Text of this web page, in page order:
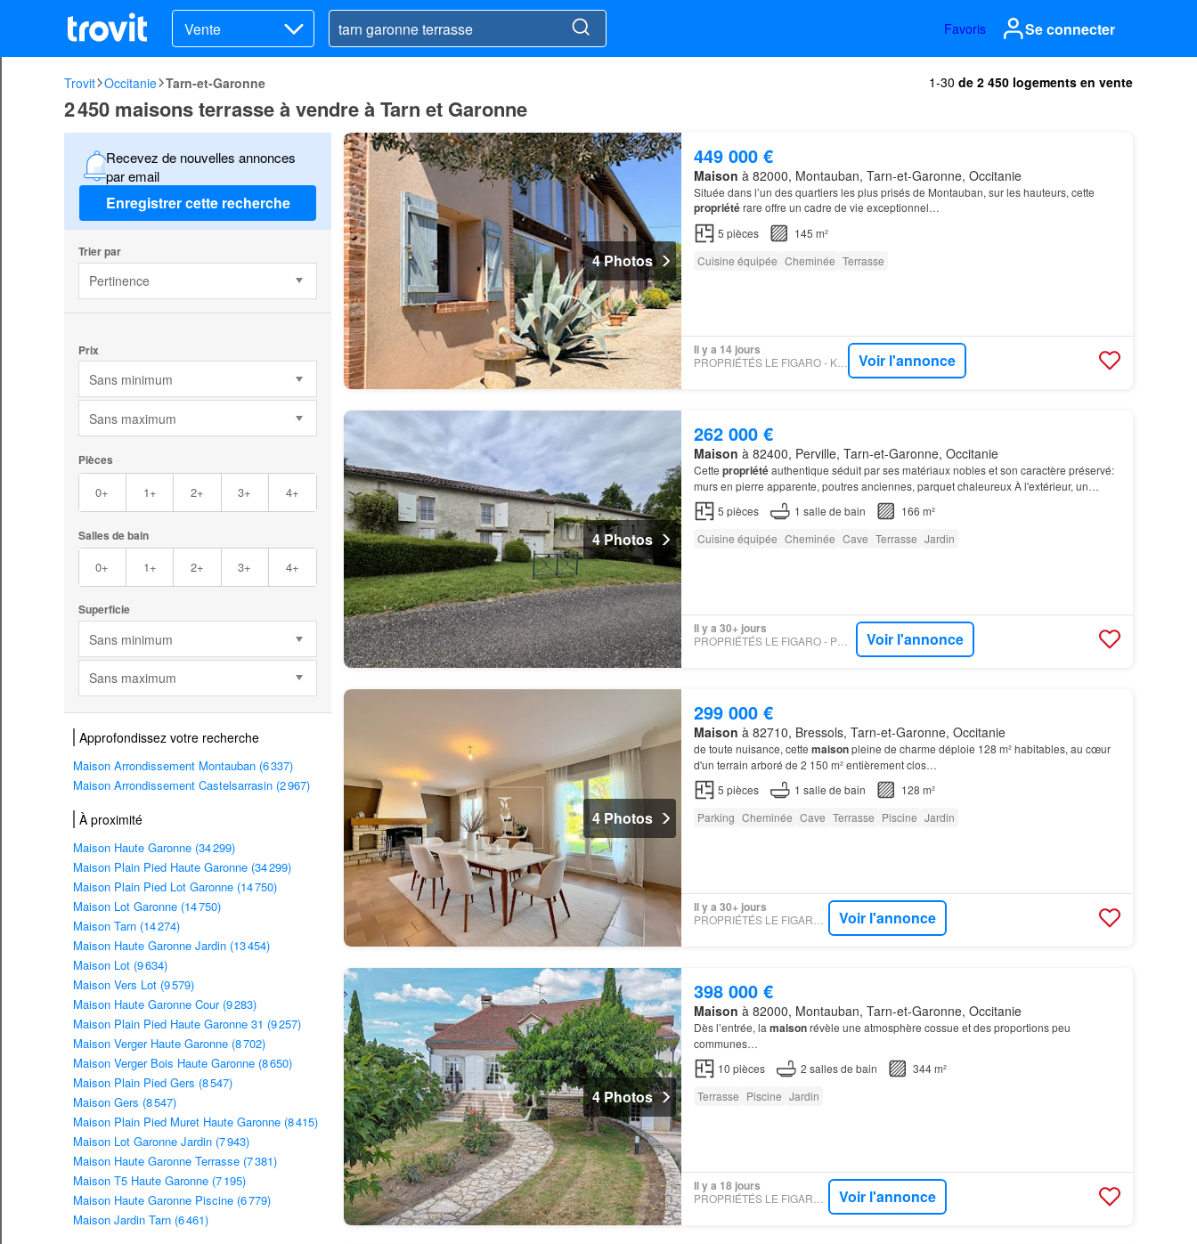
Vente Favoris Se connecter
Trovit Occitanie Tarn-et-Garonne 1-30 de 2 450 logements en vente
2 450 maisons terrasse à vendre à Tarn et Garonne
Recevez de nouvelles annonces
par email
Enregistrer cette recherche
Trier par
Pertinence
Prix
Sans minimum
Sans maximum
Pièces
0+ 1+ 2+ 3+ 4+
Salles de bain
0+ 1+ 2+ 3+ 4+
Superficie
Sans minimum
Sans maximum
Approfondissez votre recherche
Maison Arrondissement Montauban (6 337)
Maison Arrondissement Castelsarrasin (2 967)
À proximité
Maison Haute Garonne (34 299)
Maison Plain Pied Haute Garonne (34 299)
Maison Plain Pied Lot Garonne (14 750)
Maison Lot Garonne (14 750)
Maison Tarn (14 274)
Maison Haute Garonne Jardin (13 454)
Maison Lot (9 634)
Maison Vers Lot (9 579)
Maison Haute Garonne Cour (9 283)
Maison Plain Pied Haute Garonne 31 (9 257)
Maison Verger Haute Garonne (8 702)
Maison Verger Bois Haute Garonne (8 650)
Maison Plain Pied Gers (8 547)
Maison Gers (8 547)
Maison Plain Pied Muret Haute Garonne (8 415)
Maison Lot Garonne Jardin (7 943)
Maison Haute Garonne Terrasse (7 381)
Maison T5 Haute Garonne (7 195)
Maison Haute Garonne Piscine (6 779)
Maison Jardin Tarn (6 461)
4 Photos
449 000 €
Maison à 82000, Montauban, Tarn-et-Garonne, Occitanie
Située dans l’un des quartiers les plus prisés de Montauban, sur les hauteurs, cette
propriétérare offre un cadre de vie exceptionnel…
5 pièces
145 m²
Cuisine équipée Cheminée Terrasse
Il y a 14 jours
PROPRIÉTÉS LE FIGARO - KRETZ & PARTNERS Voir l'annonce
4 Photos
262 000 €
Maison à 82400, Perville, Tarn-et-Garonne, Occitanie
Cette propriétéauthentique séduit par ses matériaux nobles et son caractère préservé:
murs en pierre apparente, poutres anciennes, parquet chaleureux À l'extérieur, un
superbe parc arboré et aménagé entoure la
5 pièces 1 salle de bain
166 m²
Cuisine équipée Cheminée Cave Terrasse Jardin
Il y a 30+ jours
PROPRIÉTÉS LE FIGARO - PRADA PRESTIGE IMMO Voir l'annonce
4 Photos
299 000 €
Maison à 82710, Bressols, Tarn-et-Garonne, Occitanie
de toute nuisance, cette maisonpleine de charme déploie 128 m² habitables, au cœur
d'un terrain arboré de 2 150 m² entièrement clos…
5 pièces 1 salle de bain
128 m²
Parking Cheminée Cave Terrasse Piscine Jardin
Il y a 30+ jours
Voir l'annonce
4 Photos
398 000 €
Maison à 82000, Montauban, Tarn-et-Garonne, Occitanie
Dès l’entrée, la maisonrévèle une atmosphère cossue et des proportions peu
communes…
10 pièces 2 salles de bain
344 m²
Terrasse Piscine Jardin
Il y a 18 jours
Voir l'annonce